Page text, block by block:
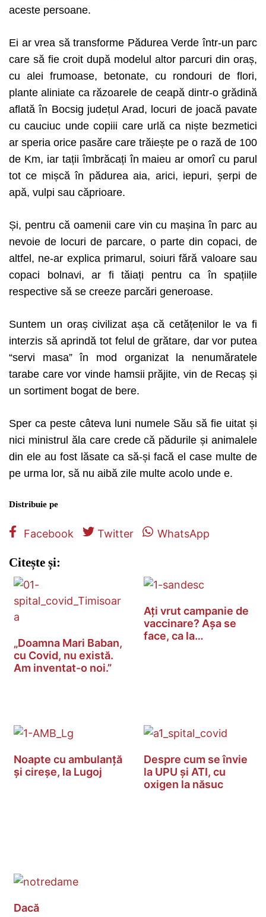
aceste persoane.
Ei ar vrea să transforme Pădurea Verde într-un parc
care să fie croit după modelul altor parcuri din oraș,
cu alei frumoase, betonate, cu rondouri de flori,
plante aliniate ca răzoarele de ceapă dintr-o grădină
aflată în Bocsig județul Arad, locuri de joacă pavate
cu cauciuc unde copiii care urlă ca niște bezmetici
ar speria orice pasăre care trăiește pe o rază de 100
de Km, iar tații îmbrăcați în maieu ar omorî cu parul
tot ce mișcă în pădurea aia, arici, iepuri, șerpi de
apă, vulpi sau căprioare.
Și, pentru că oamenii care vin cu mașina în parc au
nevoie de locuri de parcare, o parte din copaci, de
altfel, ne-ar explica primarul, soiuri fără valoare sau
copaci bolnavi, ar fi tăiați pentru ca în spațiile
respective să se creeze parcări generoase.
Suntem un oraș civilizat așa că cetățenilor le va fi
interzis să aprindă tot felul de grătare, dar vor putea
“servi masa” în mod organizat la nenumăratele
tarabe care vor vinde hamsii prăjite, vin de Recaș și
un sortiment bogat de bere.
Sper ca peste câteva luni numele Său să fie uitat și
nici ministrul ăla care crede că pădurile și animalele
din ele au fost lăsate ca să-și facă el case multe de
pe urma lor, să nu aibă zile multe acolo unde e.
Distribuie pe
Facebook Twitter WhatsApp
Citește și:
„Doamna Mari Baban,
cu Covid, nu există.
Am inventat-o noi.”
Ați vrut campanie de
vaccinare? Așa se
face, ca la…
Noapte cu ambulanță
și cireșe, la Lugoj
Despre cum se învie
la UPU și ATI, cu
oxigen la năsuc
Dacă